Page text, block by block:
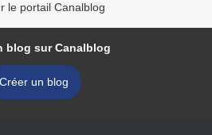
le portail Canalblog
blog sur Canalblog
Créer un blog